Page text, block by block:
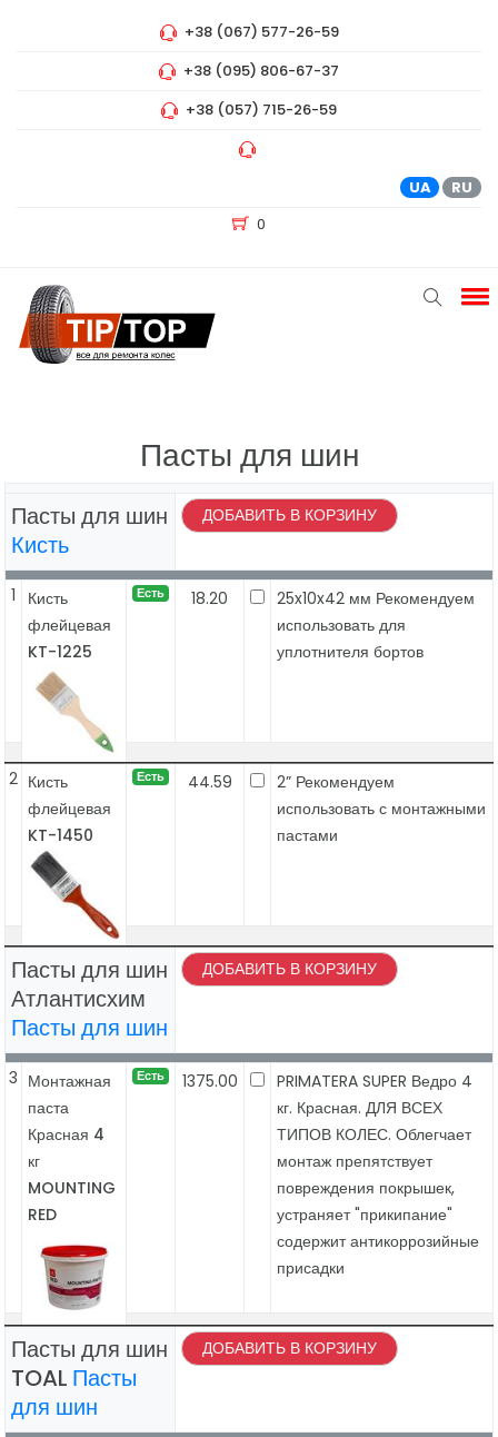
+38 (067) 577-26-59
+38 (095) 806-67-37
+38 (057) 715-26-59
UA
RU
0
Пасты для шин
Пасты для шин
Кисть
ДОБАВИТЬ В КОРЗИНУ
1
Кисть
флейцевая
KT-1225
Есть 18.20
25x10x42 мм Рекомендуем
использовать для
уплотнителя бортов
2 Кисть
флейцевая
KT-1450
Есть 44.59
2” Рекомендуем
использовать с монтажными
пастами
Пасты для шин
Атлантисхим
Пасты для шин
ДОБАВИТЬ В КОРЗИНУ
3 Монтажная
паста
Красная 4
кг
MOUNTING
RED
Есть 1375.00
PRIMATERA SUPER Ведро 4
кг. Красная. ДЛЯ ВСЕХ
ТИПОВ КОЛЕС. Облегчает
монтаж препятствует
повреждения покрышек,
устраняет "прикипание"
содержит антикоррозийные
присадки
Пасты для шин
TOAL Пасты
для шин
ДОБАВИТЬ В КОРЗИНУ